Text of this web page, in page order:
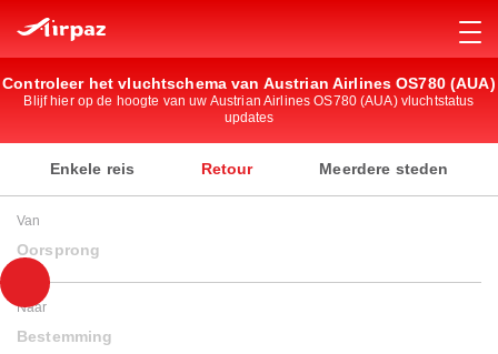
Controleer het vluchtschema van Austrian Airlines OS780 (AUA)
Blijf hier op de hoogte van uw Austrian Airlines OS780 (AUA) vluchtstatus
updates
Enkele reis Retour Meerdere steden
Van
Oorsprong
Naar
Bestemming